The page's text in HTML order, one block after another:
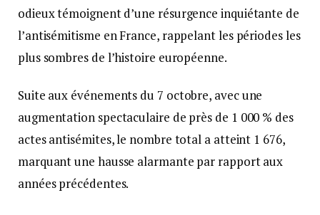
odieux témoignent d’une résurgence inquiétante de
l’antisémitisme en France, rappelant les périodes les
plus sombres de l’histoire européenne.
Suite aux événements du 7 octobre, avec une
augmentation spectaculaire de près de 1 000 % des
actes antisémites, le nombre total a atteint 1 676,
marquant une hausse alarmante par rapport aux
années précédentes.